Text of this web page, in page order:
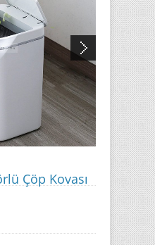
Çöp Kovası